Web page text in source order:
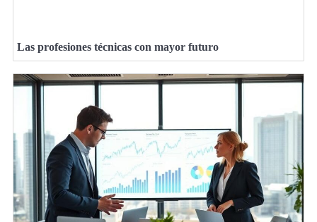
Las profesiones técnicas con mayor futuro